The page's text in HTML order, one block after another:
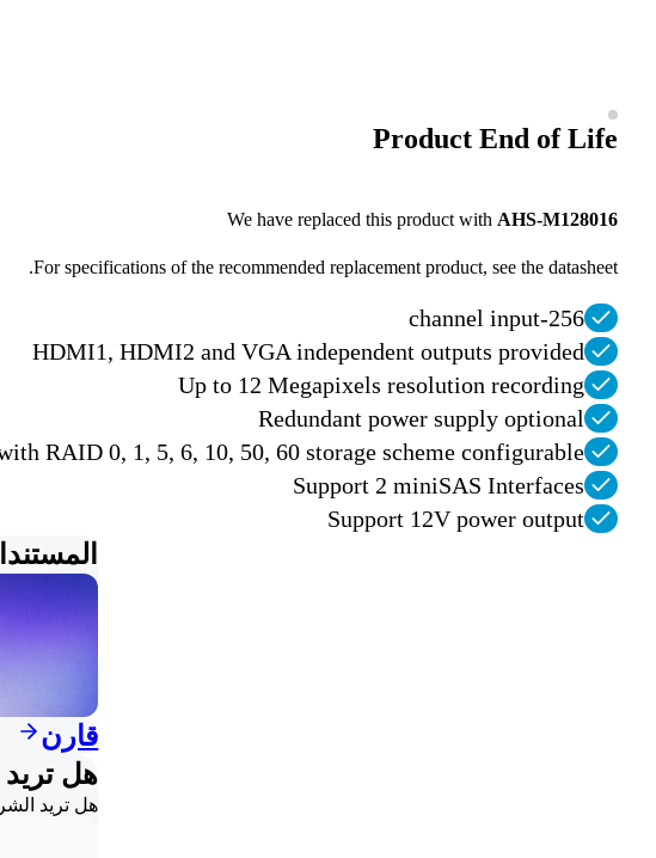
Product End of Life
We have replaced this product with AHS-M128016
For specifications of the recommended replacement product, see the datasheet.
256-channel input
HDMI1, HDMI2 and VGA independent outputs provided
Up to 12 Megapixels resolution recording
Redundant power supply optional
RAID 0, 1, 5, 6, 10, 50, 60 storage scheme configurable
Support 2 miniSAS Interfaces
Support 12V power output
قارن
هل تريد
هل تريد